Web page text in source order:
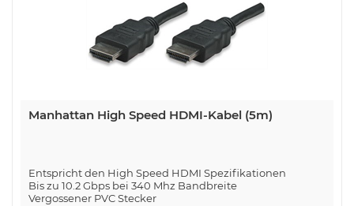
Manhattan High Speed HDMI-Kabel (5m)
Entspricht den High Speed HDMI Spezifikationen
Bis zu 10.2 Gbps bei 340 Mhz Bandbreite
Vergossener PVC Stecker